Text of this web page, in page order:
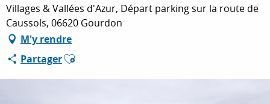
À FAIRE
SÉJOURNER
Villages & Vallées d'Azur, Départ parking sur la route de
Caussols, 06620 Gourdon
M'y rendre
PartagerAjouter aux favoris